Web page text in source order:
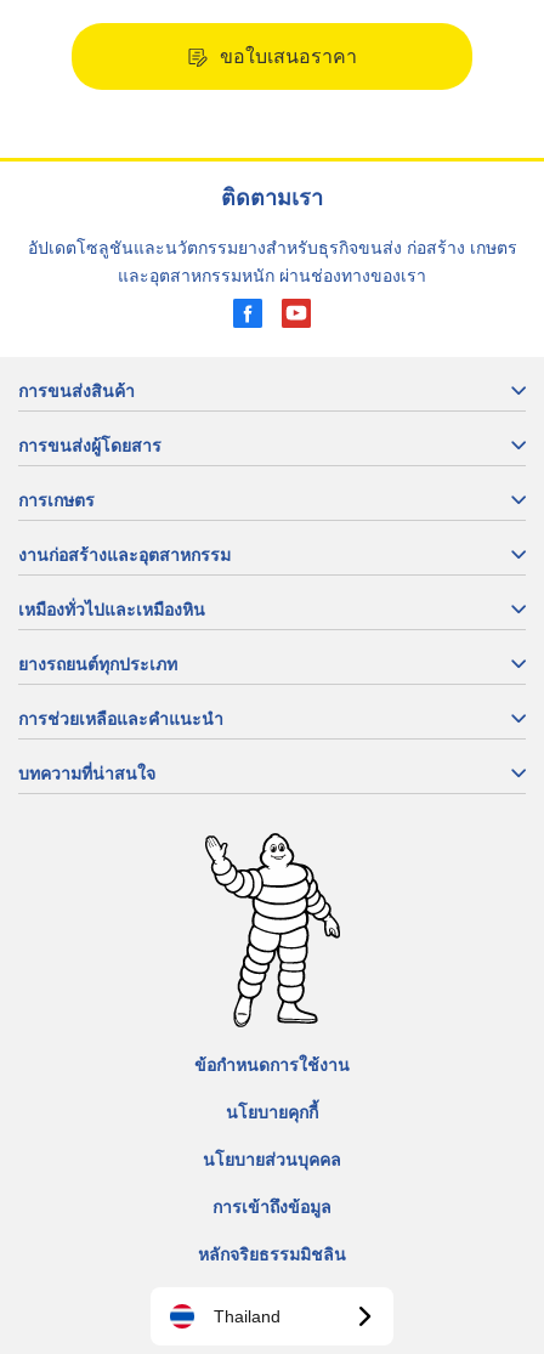
ขอใบเสนอราคา
ติดตามเรา
อัปเดตโซลูชันและนวัตกรรมยางสำหรับธุรกิจขนส่ง ก่อสร้าง เกษตร
และอุตสาหกรรมหนัก ผ่านช่องทางของเรา
การขนส่งสินค้า
การขนส่งผู้โดยสาร
การเกษตร
งานก่อสร้างและอุตสาหกรรม
เหมืองทั่วไปและเหมืองหิน
ยางรถยนต์ทุกประเภท
การช่วยเหลือและคำแนะนำ
บทความที่น่าสนใจ
ข้อกำหนดการใช้งาน
นโยบายคุกกี้
นโยบายส่วนบุคคล
การเข้าถึงข้อมูล
หลักจริยธรรมมิชลิน
Thailand